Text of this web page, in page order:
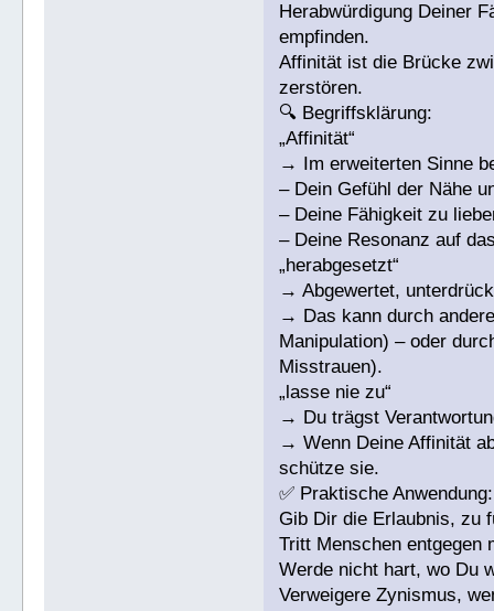
Herabwürdigung Deiner
empfinden.
Affinität ist die Brücke
zerstören.
🔍 Begriffsklärung:
„Affinität“
→ Im erweiterten Sinne
– Dein Gefühl der Nähe
– Deine Fähigkeit zu
– Deine Resonanz auf
„herabgesetzt“
→ Abgewertet,
→ Das kann durch
Manipulation) – oder
Misstrauen).
„lasse nie zu“
→ Du trägst
→ Wenn Deine Affinität
schütze sie.
✅ Praktische Anwendung:
Gib Dir die Erlaubnis, zu
Tritt Menschen entgegen
Werde nicht hart, wo Du
Verweigere Zynismus,